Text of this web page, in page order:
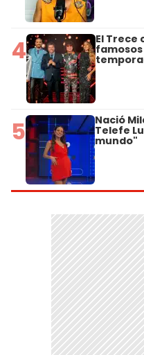
4 El Trece
5 Nació
Telefe
mundo"